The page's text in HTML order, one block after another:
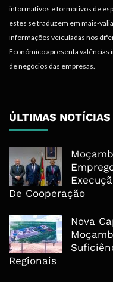
informativos e formativos de
estes se traduzem em mais-
informações veiculadas nos
Económico apresenta
de negócios das empresas.
ÚLTIMAS NOTÍCIAS
De Cooperação
Nova
Regionais